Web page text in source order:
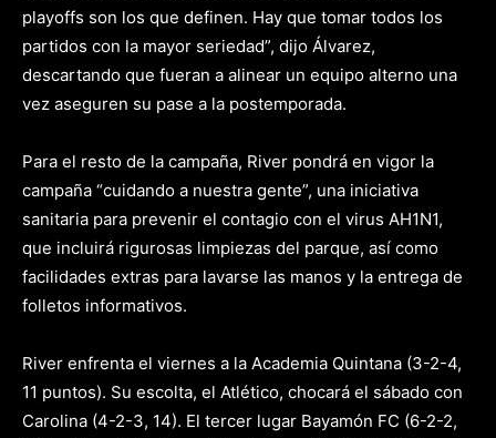
playoffs son los que definen. Hay que tomar todos los
partidos con la mayor seriedad”, dijo Álvarez,
descartando que fueran a alinear un equipo alterno una
vez aseguren su pase a la postemporada.
Para el resto de la campaña, River pondrá en vigor la
campaña “cuidando a nuestra gente”, una iniciativa
sanitaria para prevenir el contagio con el virus AH1N1,
que incluirá rigurosas limpiezas del parque, así como
facilidades extras para lavarse las manos y la entrega de
folletos informativos.
River enfrenta el viernes a la Academia Quintana (3-2-4,
11 puntos). Su escolta, el Atlético, chocará el sábado con
Carolina (4-2-3, 14). El tercer lugar Bayamón FC (6-2-2,